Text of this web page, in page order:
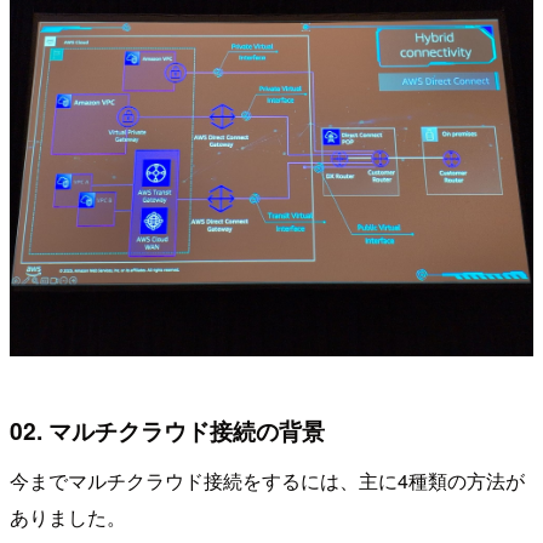
02. マルチクラウド接続の背景
今までマルチクラウド接続をするには、主に4種類の方法が
ありました。